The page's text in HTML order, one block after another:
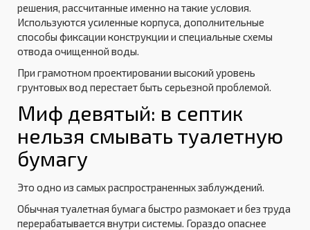
решения, рассчитанные именно на такие условия.
Используются усиленные корпуса, дополнительные
способы фиксации конструкции и специальные схемы
отвода очищенной воды.
При грамотном проектировании высокий уровень
грунтовых вод перестает быть серьезной проблемой.
Миф девятый: в септик
нельзя смывать туалетную
бумагу
Это одно из самых распространенных заблуждений.
Обычная туалетная бумага быстро размокает и без труда
перерабатывается внутри системы. Гораздо опаснее